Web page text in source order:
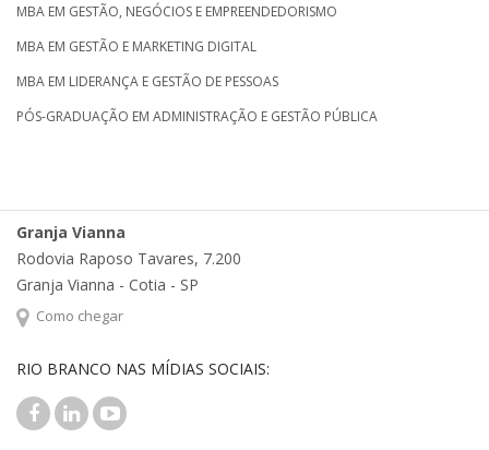
MBA EM GESTÃO, NEGÓCIOS E EMPREENDEDORISMO
MBA EM GESTÃO E MARKETING DIGITAL
MBA EM LIDERANÇA E GESTÃO DE PESSOAS
PÓS-GRADUAÇÃO EM ADMINISTRAÇÃO E GESTÃO PÚBLICA
Granja Vianna
Rodovia Raposo Tavares, 7.200
Granja Vianna - Cotia - SP
Como chegar
RIO BRANCO NAS MÍDIAS SOCIAIS: